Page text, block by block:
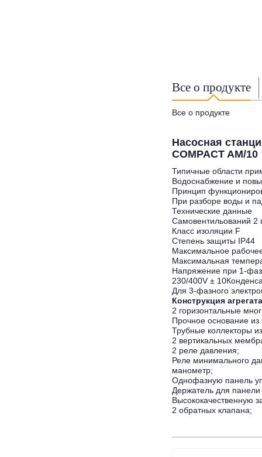
Все о продукте
Все о продукте
Насосная
COMPACT AM/10
Типичные области
Водоснабжение и
Принцип
При разборе воды и
Технические данные
Самовентильований 2
Класс изоляции F
Степень защиты IP44
Максимальное
Максимальная
Напряжение при 1-
230/400V ±10
Для 3-фазного
Конструкция
2 горизонтальные
Прочное основание из
Трубные коллекторы из
2 вертикальных
2 реле давления;
Реле минимального
манометр;
Однофазную панель
Держатель для панели
Высококачественную
2 обратных клапана;